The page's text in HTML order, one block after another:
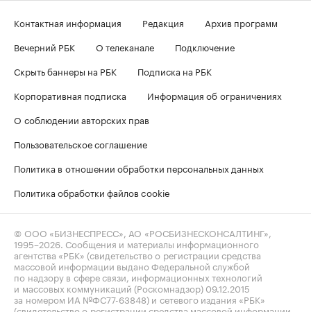
Контактная информация Редакция
Архив программ
Вечерний РБК
О телеканале
Подключение
Скрыть баннеры на РБК
Подписка на РБК
Корпоративная подписка
Информация об ограничениях
О соблюдении авторских прав
Пользовательское соглашение
Политика в отношении обработки персональных данных
Политика обработки файлов cookie
© ООО «БИЗНЕСПРЕСС», АО «РОСБИЗНЕСКОНСАЛТИНГ»,
1995–2026 . Сообщения и материалы информационного
агентства «РБК» (свидетельство о регистрации средства
массовой информации выдано Федеральной службой
по надзору в сфере связи, информационных технологий
и массовых коммуникаций (Роскомнадзор) 09.12.2015
за номером ИА №ФС77-63848) и сетевого издания «РБК»